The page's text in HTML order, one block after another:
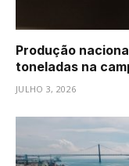
Produção
toneladas na
JULHO 3, 2026